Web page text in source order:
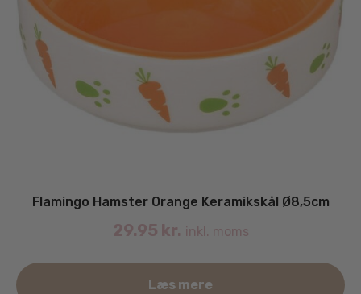
Flamingo Hamster Orange Keramikskål Ø8,5cm
29.95 kr. inkl. moms
Læs mere